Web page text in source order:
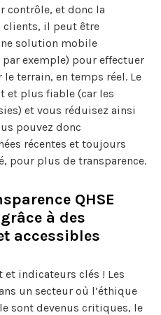
contrôle, et donc la
clients, il peut être
solution mobile
exemple) pour effectuer
terrain, en temps réel. Le
et plus fiable (car les
et vous réduisez ainsi
pouvez donc
récentes et toujours
pour plus de transparence.
QHSE
à des
accessibles
indicateurs clés ! Les
un secteur où l’éthique
sont devenus critiques, le